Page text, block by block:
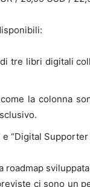
tre libri digitali
la colonna
“Digital Supporter
ci sono un